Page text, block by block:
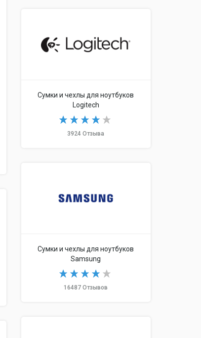
Сумки и чехлы для ноутбуков
Logitech
3924 Отзыва
Сумки и чехлы для ноутбуков
Samsung
16487 Отзывов